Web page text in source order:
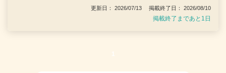
更新日： 2026/07/13 掲載終了日： 2026/08/10
掲載終了まであと1日
1